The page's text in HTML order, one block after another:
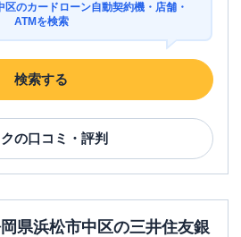
区のカードローン自動契約機・店舗・
ATMを検索
検索する
の口コミ・評判
県浜松市中区の三井住友銀